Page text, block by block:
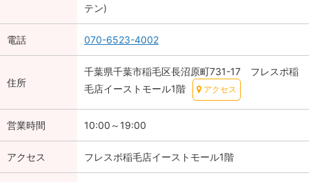
テン)
電話 070-6523-4002
住所
千葉県千葉市稲毛区長沼原町731-17 フレスポ稲
毛店イーストモール1階
アクセス
営業時間 10:00～19:00
アクセス フレスポ稲毛店イーストモール1階